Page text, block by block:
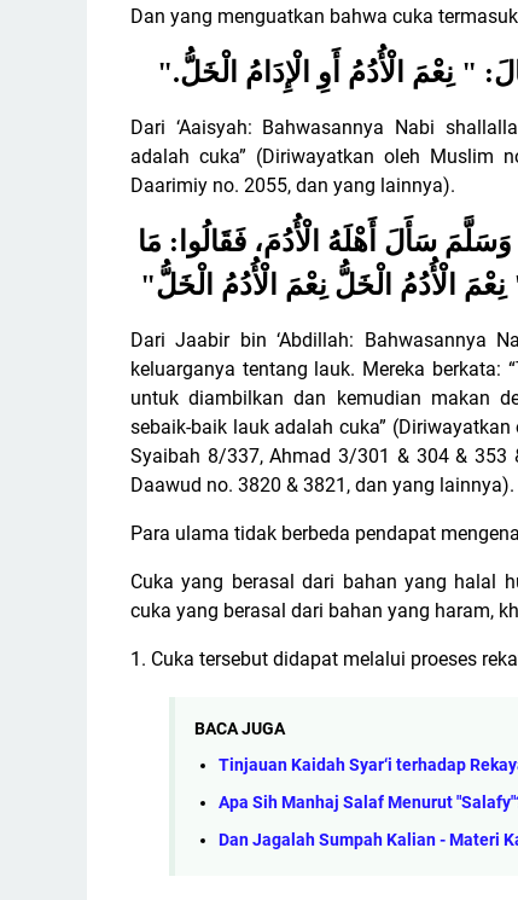
Dan yang menguatkan bahwa cuka
" نِعْمَ الْأُدُمُ أَوِ الْإِدَامُ الْخَلُّ".
Dari ‘Aaisyah: Bahwasannya Nabi
adalah cuka” (Diriwayatkan oleh Muslim
Daarimiy no. 2055, dan yang lainnya).
سَأَلَ أَهْلَهُ الْأُدُمَ، فَقَالُوا: مَا
الْأُدُمُ الْخَلُّ نِعْمَ الْأُدُمُ الْخَلُّ"
Dari Jaabir bin ‘Abdillah: Bahwasannya
keluarganya tentang lauk. Mereka berkata:
untuk diambilkan dan kemudian makan
sebaik-baik lauk adalah cuka”
Syaibah 8/337, Ahmad 3/301 & 304 & 353
Daawud no. 3820 & 3821, dan yang lainnya).
Para ulama tidak berbeda pendapat
Cuka yang berasal dari bahan yang halal
cuka yang berasal dari bahan yang haram,
1. Cuka tersebut didapat melalui proeses
BACA JUGA
Tinjauan Kaidah Syar‘i terhadap
Apa Sih Manhaj Salaf Menurut
Dan Jagalah Sumpah Kalian - Materi